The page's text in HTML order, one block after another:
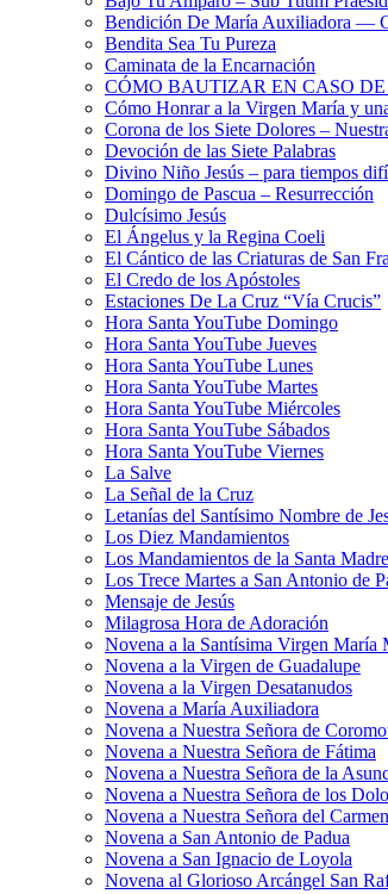
Bendición De María Auxiliadora —
Bendita Sea Tu Pureza
Caminata de la Encarnación
CÓMO BAUTIZAR EN CASO
Cómo Honrar a la Virgen María y
Corona de los Siete Dolores –
Devoción de las Siete Palabras
Divino Niño Jesús – para tiempos
Domingo de Pascua – Resurrección
Dulcísimo Jesús
El Ángelus y la Regina Coeli
El Cántico de las Criaturas de San
El Credo de los Apóstoles
Estaciones De La Cruz “Vía Crucis”
Hora Santa YouTube Domingo
Hora Santa YouTube Jueves
Hora Santa YouTube Lunes
Hora Santa YouTube Martes
Hora Santa YouTube Miércoles
Hora Santa YouTube Sábados
Hora Santa YouTube Viernes
La Salve
La Señal de la Cruz
Letanías del Santísimo Nombre de
Los Diez Mandamientos
Los Mandamientos de la Santa
Los Trece Martes a San Antonio de
Mensaje de Jesús
Milagrosa Hora de Adoración
Novena a la Santísima Virgen María
Novena a la Virgen de Guadalupe
Novena a la Virgen Desatanudos
Novena a María Auxiliadora
Novena a Nuestra Señora de
Novena a Nuestra Señora de Fátima
Novena a Nuestra Señora de la
Novena a Nuestra Señora de los
Novena a Nuestra Señora del Carmen
Novena a San Antonio de Padua
Novena a San Ignacio de Loyola
Novena al Glorioso Arcángel San